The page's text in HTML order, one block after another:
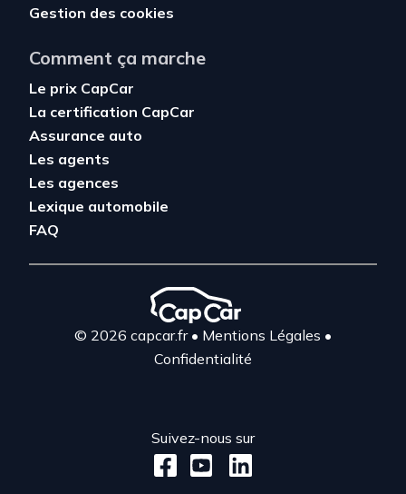
Gestion des cookies
Comment ça marche
Le prix CapCar
La certification CapCar
Assurance auto
Les agents
Les agences
Lexique automobile
FAQ
© 2026 capcar.fr• Mentions Légales •
Confidentialité
Suivez-nous sur